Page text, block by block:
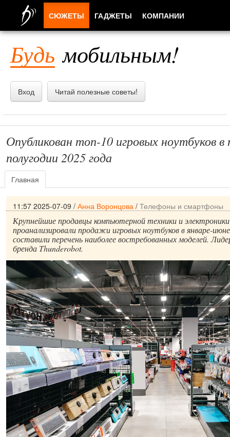
Будь мобильным!
Вход Читай полезные советы!
Опубликован топ-10 игровых ноутбуков в
полугодии 2025 года
Главная
11:57 2025-07-09 / Анна Воронцова / Телефоны и смартфоны
Крупнейшие продавцы компьютерной техники и
проанализировали продажи игровых ноутбуков в январе-
составили перечень наиболее востребованных моделей.
бренда Thunderobot.
СЮЖЕТЫ ГАДЖЕТЫ КОМПАНИИ
ПРИЛОЖЕНИЯ